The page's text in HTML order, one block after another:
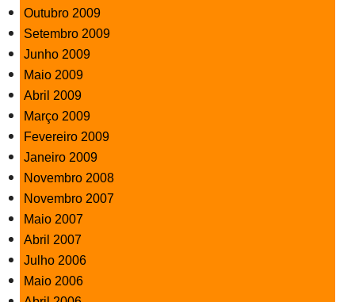
Outubro 2009
Setembro 2009
Junho 2009
Maio 2009
Abril 2009
Março 2009
Fevereiro 2009
Janeiro 2009
Novembro 2008
Novembro 2007
Maio 2007
Abril 2007
Julho 2006
Maio 2006